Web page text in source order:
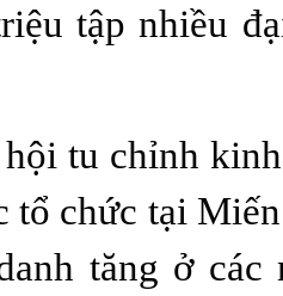
tập nhiều
tu chỉnh
tổ chức tại
tăng ở